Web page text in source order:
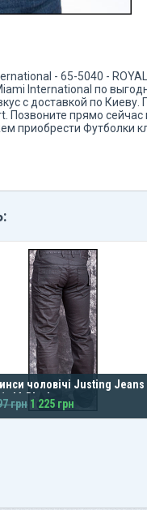
- 65-5040 - ROYAL
International по
с доставкой по Киеву.
Позвоните прямо
приобрести Футболки
чоловічі Justing Jeans ·
J4-Black
грн 1 225 грн